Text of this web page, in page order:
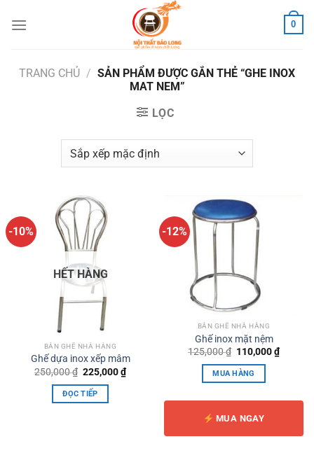
0
TRANG CHỦ / SẢN PHẨM ĐƯỢC GẮN THẺ “GHE INOX
MAT NEM”
LỌC
-10%
HẾT HÀNG
BÀN GHẾ NHÀ HÀNG
Ghế dựa inox xếp mâm
250,000₫ Giá
là:
250,000 ₫.
225,000₫Giá
hiện
ĐỌC TIẾP
-12%
BÀN GHẾ NHÀ HÀNG
Ghế inox mặt nệm
125,000₫ Giá
là:
125,000 ₫.
110,000₫Giá
hiện
MUA HÀNG
MUA NGAY